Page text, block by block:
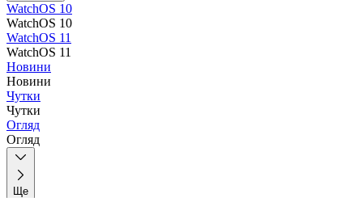
WatchOS 10
WatchOS 10
WatchOS 11
WatchOS 11
Новини
Новини
Чутки
Чутки
Огляд
Огляд
Ще